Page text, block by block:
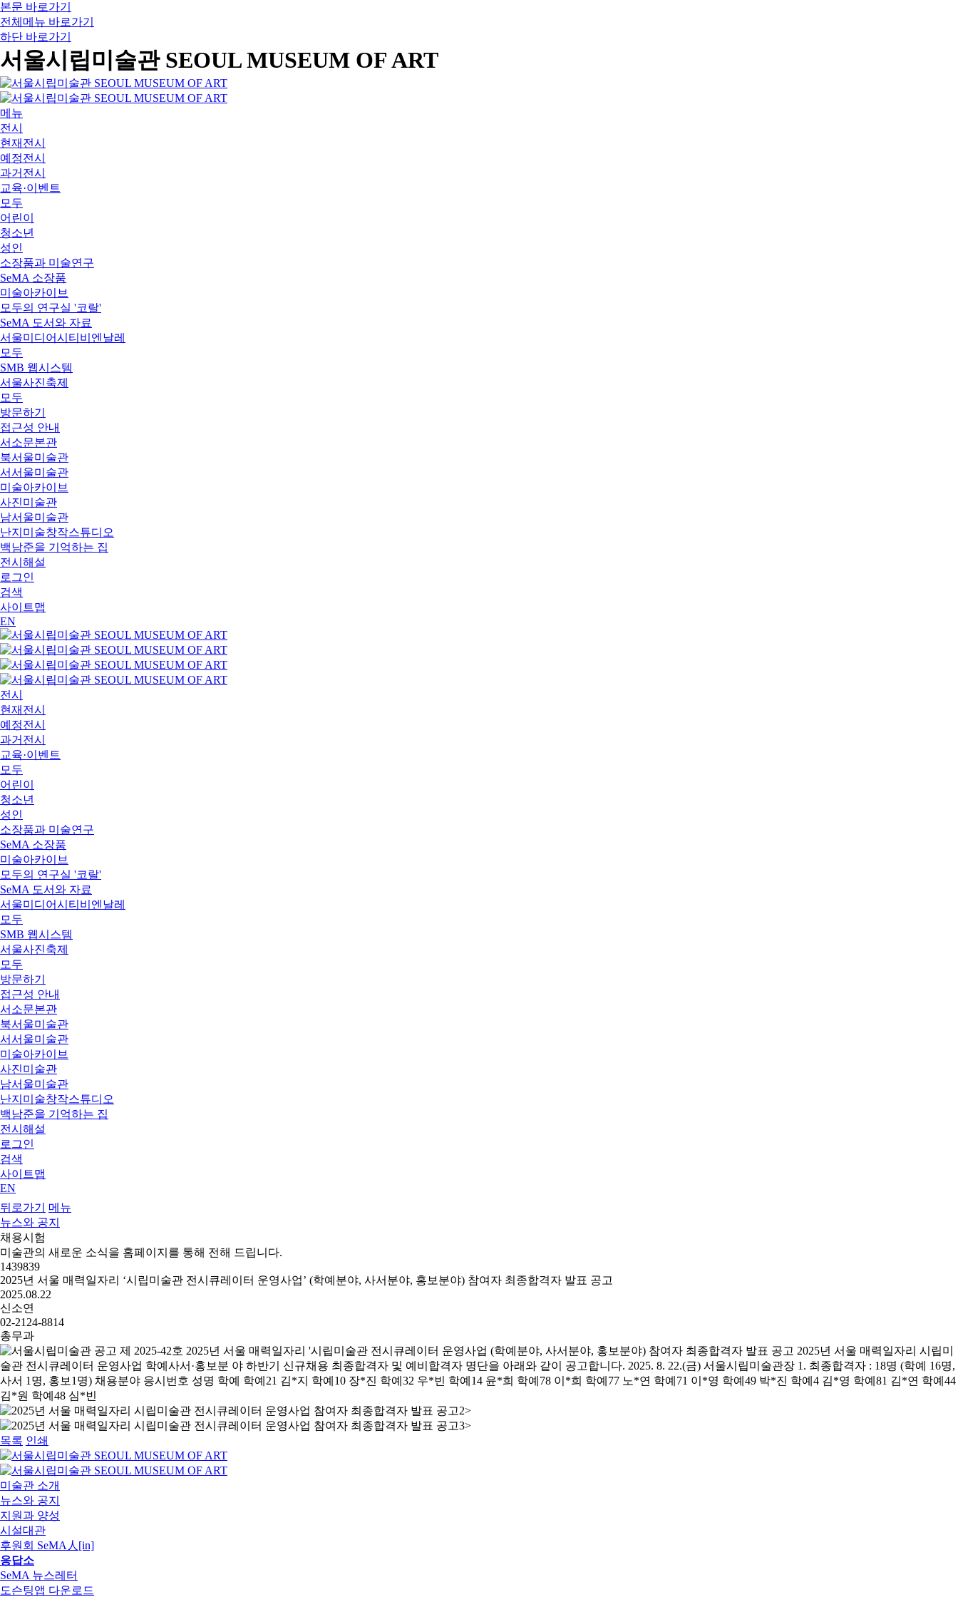
본문 바로가기
전체메뉴 바로가기
하단 바로가기
서울시립미술관 SEOUL MUSEUM OF ART
메뉴
전시
현재전시
예정전시
과거전시
교육·이벤트
모두
어린이
청소년
성인
소장품과 미술연구
SeMA 소장품
미술아카이브
모두의 연구실 '코랄'
SeMA 도서와 자료
서울미디어시티비엔날레
모두
SMB 웹시스템
서울사진축제
모두
방문하기
접근성 안내
서소문본관
북서울미술관
서서울미술관
미술아카이브
사진미술관
남서울미술관
난지미술창작스튜디오
백남준을 기억하는 집
전시해설
로그인
검색
사이트맵
EN
전시
현재전시
예정전시
과거전시
교육·이벤트
모두
어린이
청소년
성인
소장품과 미술연구
SeMA 소장품
미술아카이브
모두의 연구실 '코랄'
SeMA 도서와 자료
서울미디어시티비엔날레
모두
SMB 웹시스템
서울사진축제
모두
방문하기
접근성 안내
서소문본관
북서울미술관
서서울미술관
미술아카이브
사진미술관
남서울미술관
난지미술창작스튜디오
백남준을 기억하는 집
전시해설
로그인
검색
사이트맵
EN
뒤로가기
메뉴
뉴스와 공지
채용시험
미술관의 새로운 소식을 홈페이지를 통해 전해 드립니다.
1439839
2025년 서울 매력일자리 ‘시립미술관 전시큐레이터 운영사업’ (학예분야, 사서분야, 홍보분야) 참여자 최종합격자 발표 공고
2025.08.22
신소연
02-2124-8814
총무과
>
>
목록 인쇄
미술관 소개
뉴스와 공지
지원과 양성
시설대관
후원회 SeMA人[in]
응답소
SeMA 뉴스레터
도슨팅앱 다운로드